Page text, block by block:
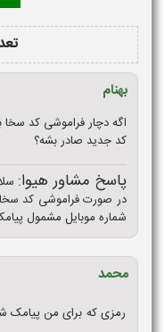
بهنام
اگه دچار فراموشی کد
کد جدید صادر بشه؟
پاسخ مشاور هیوا:
شماره موبایل مشمول
محمد
رمزی که برای من پیامک